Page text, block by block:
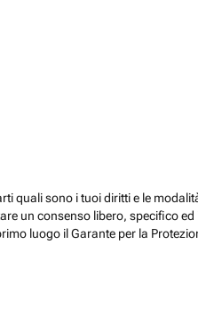
quali sono i tuoi diritti e le
un consenso libero, specifico
luogo il Garante per la